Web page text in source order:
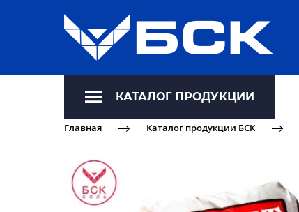
КАТАЛОГ ПРОДУКЦИИ
Главная Каталог продукции БСК